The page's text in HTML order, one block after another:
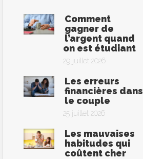
Comment
gagner de
l’argent quand
on est étudiant
29 juillet 2026
Les erreurs
financières dans
le couple
25 juillet 2026
Les mauvaises
habitudes qui
coûtent cher